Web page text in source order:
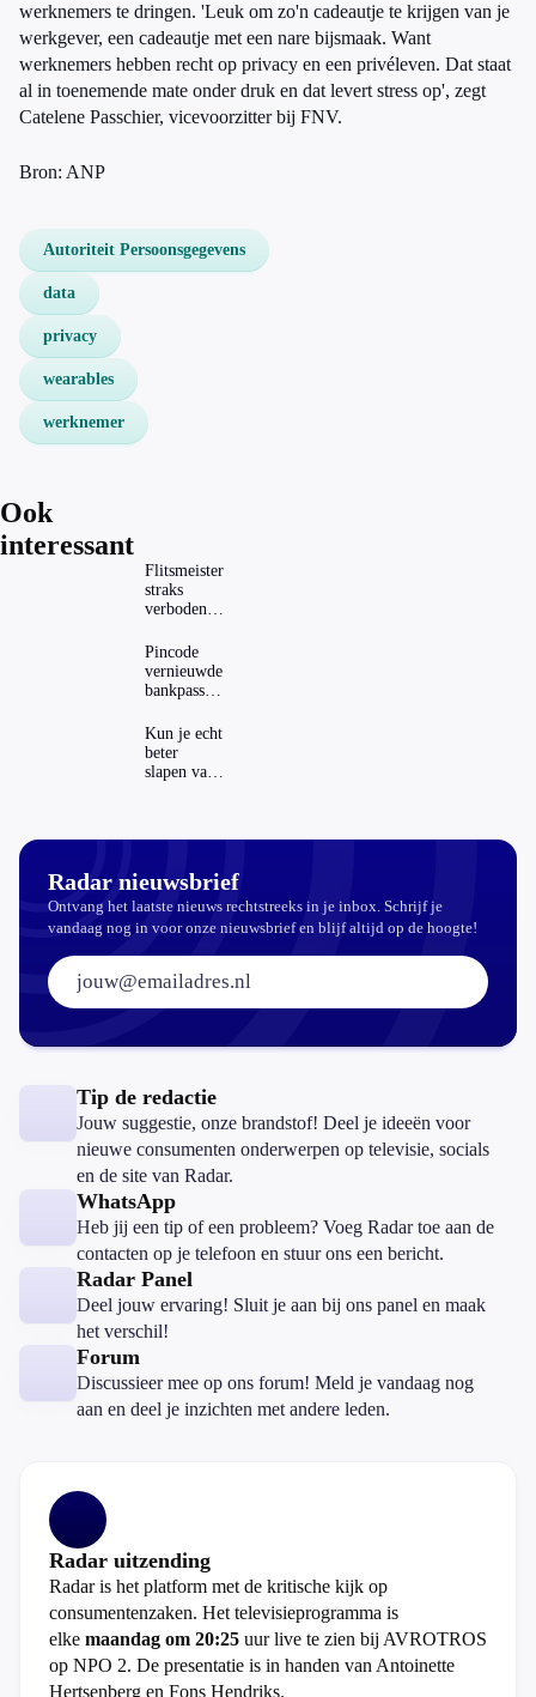
werknemers te dringen. 'Leuk om zo'n cadeautje te krijgen van je
werkgever, een cadeautje met een nare bijsmaak. Want
werknemers hebben recht op privacy en een privéleven. Dat staat
al in toenemende mate onder druk en dat levert stress op', zegt
Catelene Passchier, vicevoorzitter bij FNV.
Bron: ANP
Autoriteit Persoonsgegevens
data
privacy
wearables
werknemer
Ook
interessant
Flitsmeister
straks
verboden?
regels in
Nederland
en het
buitenland
Pincode
vernieuwde
bankpassen
ING-app:
is dat wel
veilig?
Kun je echt
beter
slapen van
Radar nieuwsbrief
Ontvang het laatste nieuws rechtstreeks in je inbox. Schrijf je
vandaag nog in voor onze nieuwsbrief en blijf altijd op de hoogte!
E-mailadres:
Tip de redactie
Jouw suggestie, onze brandstof! Deel je ideeën voor
nieuwe consumenten onderwerpen op televisie, socials
en de site van Radar.
WhatsApp
Heb jij een tip of een probleem? Voeg Radar toe aan de
contacten op je telefoon en stuur ons een bericht.
Radar Panel
Deel jouw ervaring! Sluit je aan bij ons panel en maak
het verschil!
Forum
Discussieer mee op ons forum! Meld je vandaag nog
aan en deel je inzichten met andere leden.
Radar uitzending
Radar is het platform met de kritische kijk op
consumentenzaken. Het televisieprogramma is
elke maandag om 20:25 uur live te zien bij AVROTROS
op NPO 2. De presentatie is in handen van Antoinette
Hertsenberg en Fons Hendriks.